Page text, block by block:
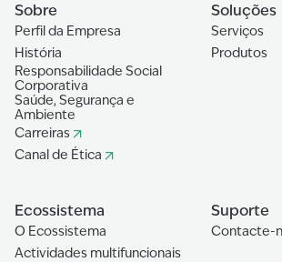
Email: info@petrotec.com
OPERATIONS
Petrotec Índia
E/109-110, GIDC Electronic Estate,
Gandhinagar 382 028, Gujarat, India
Telefone: +91 079-29750105
Sobre
Perfil da Empresa
História
Responsabilidade Social
Corporativa
Saúde, Segurança e
Ambiente
Carreiras
Canal de Ética
Soluções
Serviços
Produtos
Ecossistema
O Ecossistema
Actividades multifuncionais
Suporte
Contacte-